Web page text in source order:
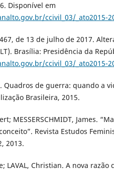
Disponível em
ccivil_03/_ato2015-
de 13 de julho de 2017.
Brasília: Presidência da
ccivil_03/_ato2015-
Quadros de guerra: quando a
Brasileira, 2015.
MESSERSCHMIDT, James.
Revista Estudos
2013.
LAVAL, Christian. A nova